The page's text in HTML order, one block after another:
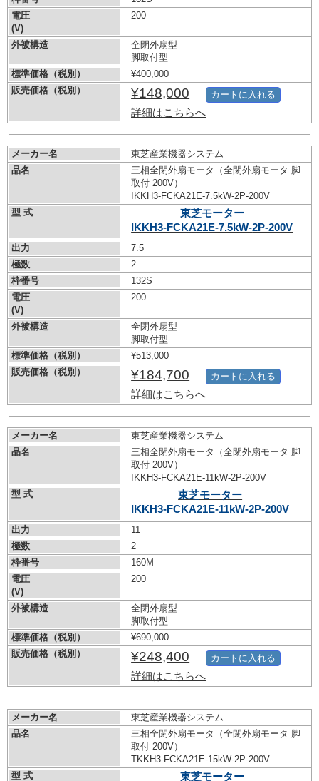
電圧
(V)
200
外被構造
全閉外扇型
脚取付型
標準価格（税別）
¥400,000
販売価格（税別）
¥148,000
詳細はこちらへ
カートに入れる
メーカー名
東芝産業機器システム
品名
三相全閉外扇モータ（全閉外扇モータ 脚
取付 200V）
IKKH3-FCKA21E-7.5kW-2P-200V
型 式
東芝モーター
IKKH3-FCKA21E-7.5kW-2P-200V
出力
7.5
極数
2
枠番号
132S
電圧
(V)
200
外被構造
全閉外扇型
脚取付型
標準価格（税別）
¥513,000
販売価格（税別）
¥184,700
詳細はこちらへ
カートに入れる
メーカー名
東芝産業機器システム
品名
三相全閉外扇モータ（全閉外扇モータ 脚
取付 200V）
IKKH3-FCKA21E-11kW-2P-200V
型 式
東芝モーター
IKKH3-FCKA21E-11kW-2P-200V
出力
11
極数
2
枠番号
160M
電圧
(V)
200
外被構造
全閉外扇型
脚取付型
標準価格（税別）
¥690,000
販売価格（税別）
¥248,400
詳細はこちらへ
カートに入れる
メーカー名
東芝産業機器システム
品名
三相全閉外扇モータ（全閉外扇モータ 脚
取付 200V）
TKKH3-FCKA21E-15kW-2P-200V
型 式
東芝モーター